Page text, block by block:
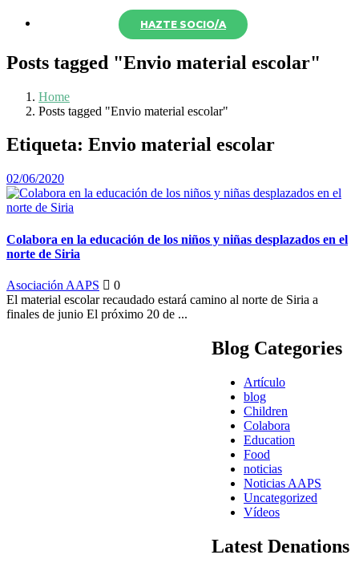
HAZTE SOCIO/A
Posts tagged "Envio material escolar"
Home
Posts tagged "Envio material escolar"
Etiqueta: Envio material escolar
02/06/2020
Colabora en la educación de los niños y niñas desplazados en el
norte de Siria
Asociación AAPS
0
El material escolar recaudado estará camino al norte de Siria a
finales de junio El próximo 20 de ...
Blog Categories
Artículo
blog
Children
Colabora
Education
Food
noticias
Noticias AAPS
Uncategorized
Vídeos
Latest Denations